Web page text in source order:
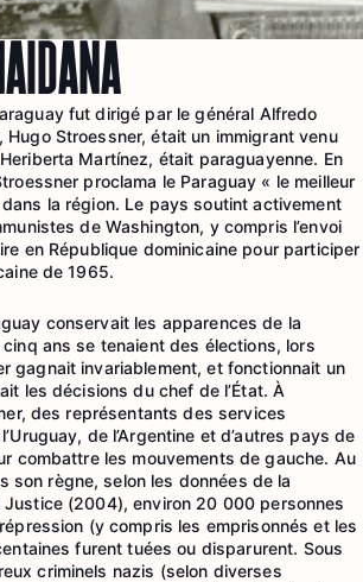
fut dirigé par le général Alfredo
Hugo Stroessner, était un immigrant venu
Martínez, était paraguayenne. En
proclama le Paraguay « le meilleur
la région. Le pays soutint activement
de Washington, y compris l’envoi
en République dominicaine pour participer
de 1965.
conservait les apparences de la
ans se tenaient des élections, lors
gagnait invariablement, et fonctionnait un
les décisions du chef de l’État. À
des représentants des services
de l’Argentine et d’autres pays de
combattre les mouvements de gauche. Au
son règne, selon les données de la
Justice (2004), environ 20 000 personnes
(y compris les emprisonnés et les
furent tuées ou disparurent. Sous
criminels nazis (selon diverses